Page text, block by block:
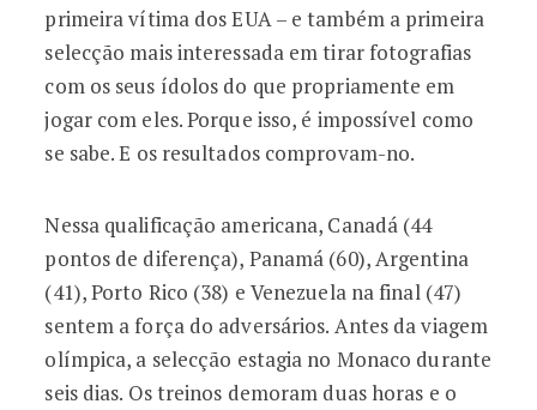
primeira vítima dos EUA – e também a primeira
selecção mais interessada em tirar fotografias
com os seus ídolos do que propriamente em
jogar com eles. Porque isso, é impossível como
se sabe. E os resultados comprovam-no.
Nessa qualificação americana, Canadá (44
pontos de diferença), Panamá (60), Argentina
(41), Porto Rico (38) e Venezuela na final (47)
sentem a força do adversários. Antes da viagem
olímpica, a selecção estagia no Monaco durante
seis dias. Os treinos demoram duas horas e o